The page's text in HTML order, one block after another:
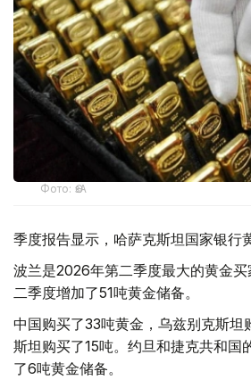
Фото: ӨзА
季度报告显示，哈萨克斯坦国家银行
波兰是2026年第二季度最大的黄金
二季度增加了51吨黄金储备。
中国购买了33吨黄金，乌兹别克斯坦
斯坦购买了15吨。约旦和捷克共和国
了6吨黄金储备。